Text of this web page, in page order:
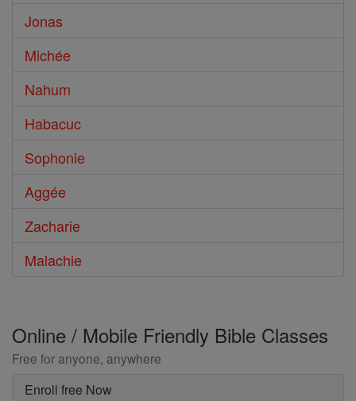
Jonas
Michée
Nahum
Habacuc
Sophonie
Aggée
Zacharie
Malachie
Online / Mobile Friendly Bible Classes
Free for anyone, anywhere
Enroll free Now